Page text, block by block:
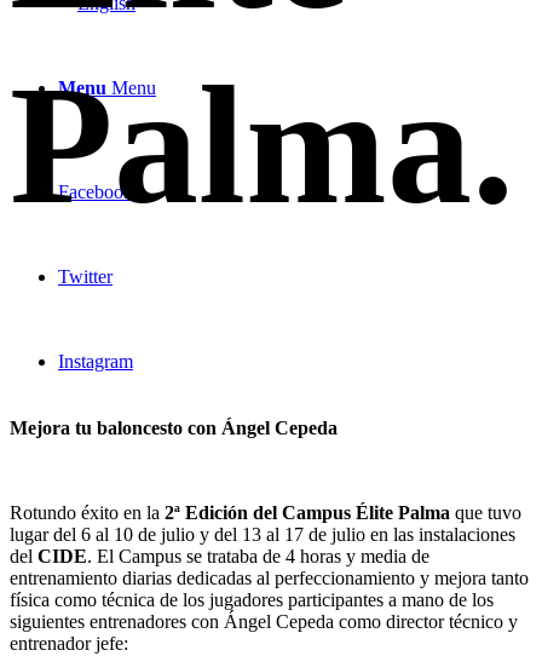
Menu Menu
Facebook
Twitter
Instagram
Palma.
Mejora tu baloncesto con Ángel Cepeda
Rotundo éxito en la 2ª Edición del Campus Élite Palma que tuvo
lugar del 6 al 10 de julio y del 13 al 17 de julio en las instalaciones
del CIDE. El Campus se trataba de 4 horas y media de
entrenamiento diarias dedicadas al perfeccionamiento y mejora tanto
física como técnica de los jugadores participantes a mano de los
siguientes entrenadores con Ángel Cepeda como director técnico y
entrenador jefe: